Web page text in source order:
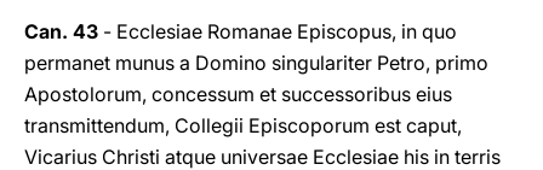
Can. 43 - Ecclesiae Romanae Episcopus, in quo
permanet munus a Domino singulariter Petro, primo
Apostolorum, concessum et successoribus eius
transmittendum, Collegii Episcoporum est caput,
Vicarius Christi atque universae Ecclesiae his in terris